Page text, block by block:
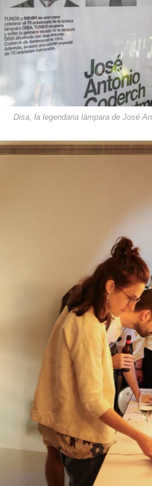
Disa, la legendaria lámpara de José